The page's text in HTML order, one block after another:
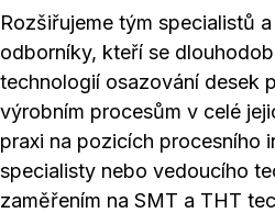
Rozšiřujeme tým specialistů
odborníky, kteří se
technologií osazování desek
výrobním procesům v celé
praxi na pozicích procesního
specialisty nebo vedoucího
zaměřením na SMT a THT